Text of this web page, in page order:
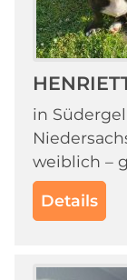
in
weiblich –
Details